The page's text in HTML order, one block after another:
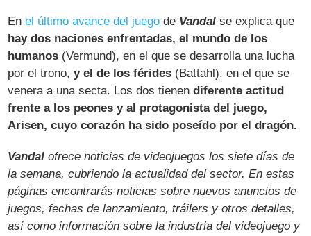
Enel último avance del juego de Vandal se explica que
hay dos naciones enfrentadas, el mundo de los
humanos (Vermund), en el que se desarrolla una lucha
por el trono,y el de los férides (Battahl), en el que se
venera a una secta. Los dos tienendiferente actitud
frente a los peones y al protagonista del juego,
Arisen, cuyo corazón ha sido poseído por el dragón.
Vandal ofrece noticias de videojuegos los siete días de
la semana, cubriendo la actualidad del sector. En estas
páginas encontrarás noticias sobre nuevos anuncios de
juegos, fechas de lanzamiento, tráilers y otros detalles,
así como información sobre la industria del videojuego y